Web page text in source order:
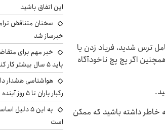
ترس شدید، فریاد زدن یا
اگر پچ پچ ناخودآگاه
داشته باشید که ممکن
این اتفاق باشید
سخنان متناقض
خبرساز شد
خبر مهم برای
باید ۵ سال بیشتر کار کنند
هواشناسی هشدار
رگبار باران تا ۵ روز آینده
به این ۵
است